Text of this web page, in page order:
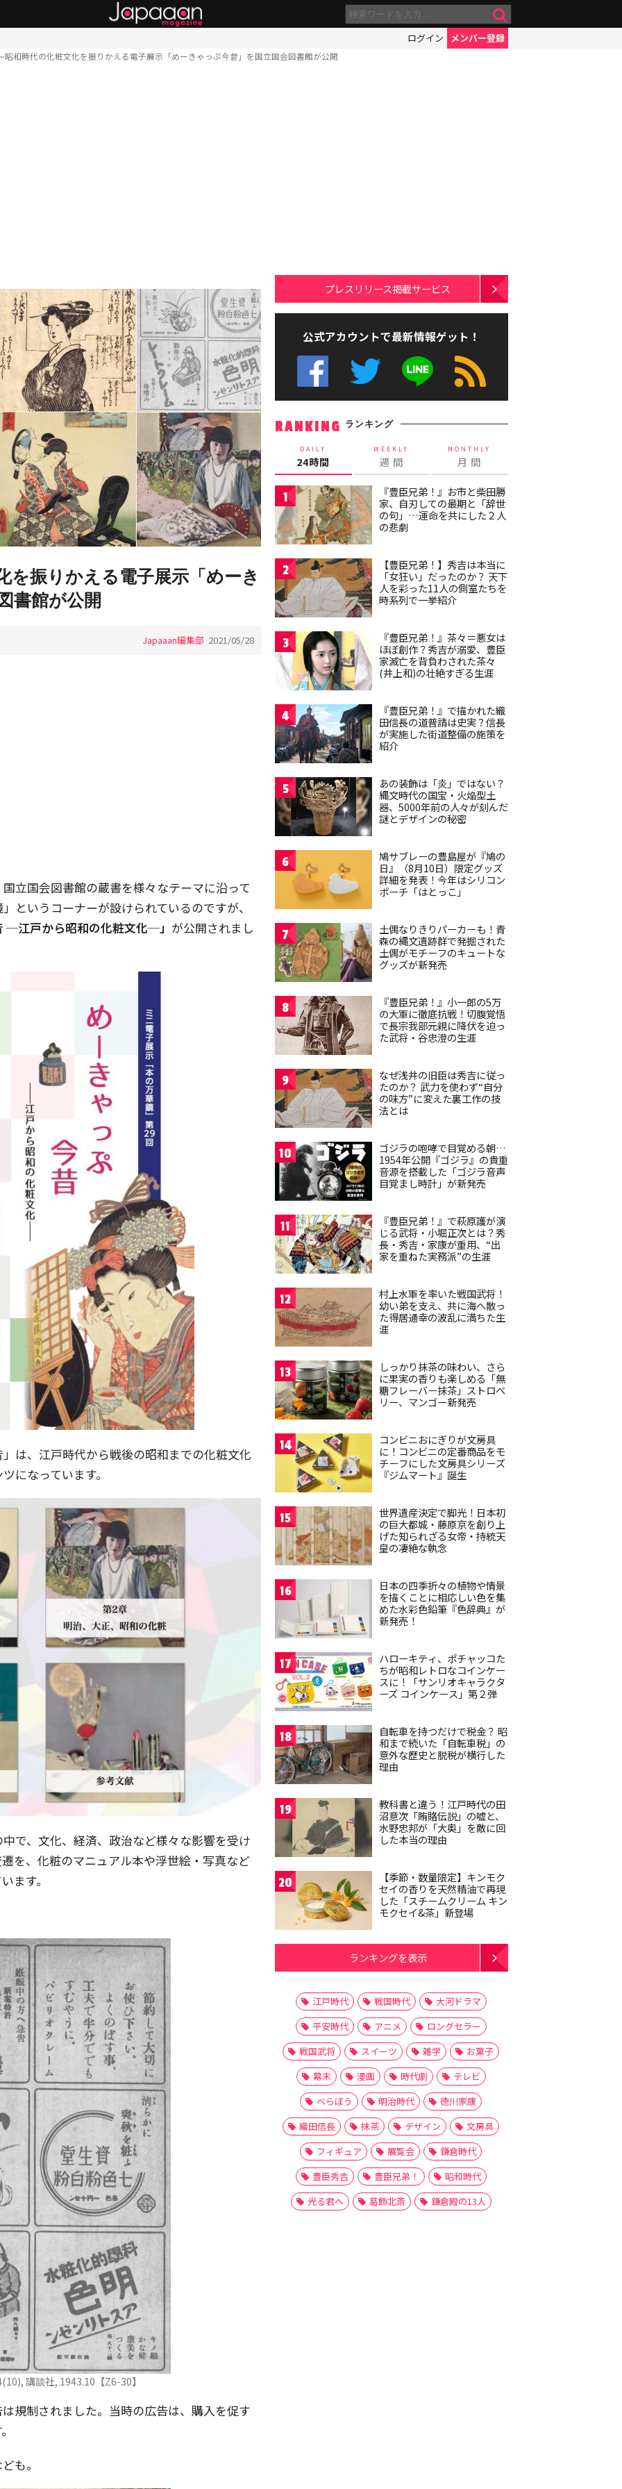
ログイン メンバー登録
昭和時代の化粧文化を振りかえる電子展示「めーきゃっぷ今昔」を国立国会図書館が公開
を振りかえる電子展示「めーき
書館が公開
Japaaan編集部 2021/05/28
立国会図書館の蔵書を様々なテーマに沿って
というコーナーが設けられているのですが、
─江戸から昭和の化粧文化─」 が公開されまし
は、江戸時代から戦後の昭和までの化粧文化
になっています。
で、文化、経済、政治など様々な影響を受け
を、化粧のマニュアル本や浮世絵・写真など
ます。
講談社, 1943.10【Z6-30】
規制されました。当時の広告は、購入を促す
も。
プレスリリース掲載サービス
公式アカウントで最新情報ゲット！
RANKING ランキング
DAILY
24時間
WEEKLY
週 間
MONTHLY
月 間
1
『豊臣兄弟！』お市と柴田勝
家、自刃しての最期と「辞世
の句」…運命を共にした２人
の悲劇
2
【豊臣兄弟！】秀吉は本当に
「女狂い」だったのか？ 天下
人を彩った11人の側室たちを
時系列で一挙紹介
3
『豊臣兄弟！』茶々＝悪女は
ほぼ創作？秀吉が溺愛、豊臣
家滅亡を背負わされた茶々
(井上和)の壮絶すぎる生涯
4
『豊臣兄弟！』で描かれた織
田信長の道普請は史実？信長
が実施した街道整備の施策を
紹介
5
あの装飾は「炎」ではない？
縄文時代の国宝・火焔型土
器、5000年前の人々が刻んだ
謎とデザインの秘密
6
鳩サブレーの豊島屋が『鳩の
日』（8月10日）限定グッズ
詳細を発表！今年はシリコン
ポーチ「はとっこ」
7
土偶なりきりパーカーも！青
森の縄文遺跡群で発掘された
土偶がモチーフのキュートな
グッズが新発売
8
『豊臣兄弟！』小一郎の5万
の大軍に徹底抗戦！切腹覚悟
で長宗我部元親に降伏を迫っ
た武将・谷忠澄の生涯
9
なぜ浅井の旧臣は秀吉に従っ
たのか？ 武力を使わず“自分
の味方”に変えた裏工作の技
法とは
10
ゴジラの咆哮で目覚める朝…
1954年公開『ゴジラ』の貴重
音源を搭載した「ゴジラ音声
目覚まし時計」が新発売
11
『豊臣兄弟！』で萩原護が演
じる武将・小堀正次とは？秀
長・秀吉・家康が重用、“出
家を重ねた実務派”の生涯
12
村上水軍を率いた戦国武将！
幼い弟を支え、共に海へ散っ
た得居通幸の波乱に満ちた生
涯
13
しっかり抹茶の味わい、さら
に果実の香りも楽しめる「無
糖フレーバー抹茶」ストロベ
リー、マンゴー新発売
14
コンビニおにぎりが文房具
に！コンビニの定番商品をモ
チーフにした文房具シリーズ
『ジムマート』誕生
15
世界遺産決定で脚光！日本初
の巨大都城・藤原京を創り上
げた知られざる女帝・持統天
皇の凄絶な執念
16
日本の四季折々の植物や情景
を描くことに相応しい色を集
めた水彩色鉛筆『色辞典』が
新発売！
17
ハローキティ、ポチャッコた
ちが昭和レトロなコインケー
スに！「サンリオキャラクタ
ーズ コインケース」第２弾
18
自転車を持つだけで税金？ 昭
和まで続いた「自転車税」の
意外な歴史と脱税が横行した
理由
19
教科書と違う！江戸時代の田
沼意次「賄賂伝説」の嘘と、
水野忠邦が「大奥」を敵に回
した本当の理由
20
【季節・数量限定】キンモク
セイの香りを天然精油で再現
した「スチームクリーム キン
モクセイ&茶」新登場
ランキングを表示
江戸時代 戦国時代
大河ドラマ
平安時代
アニメ
ロングセラー
戦国武将
スイーツ 雑学
お菓子
幕末
漫画 時代劇
テレビ
べらぼう
明治時代
徳川家康
織田信長
抹茶 デザイン
文房具
フィギュア
展覧会
鎌倉時代
豊臣秀吉
豊臣兄弟！
昭和時代
光る君へ
葛飾北斎 鎌倉殿の13人